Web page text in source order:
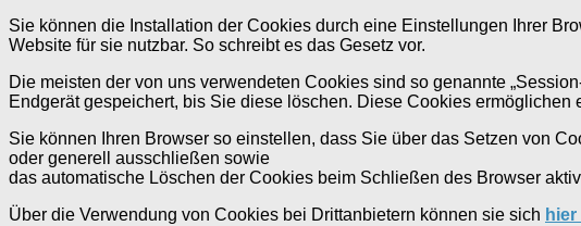
Sie können die Installation der Cookies durch eine Einstellungen Ihrer
Website für sie nutzbar. So schreibt es das Gesetz vor.
Die meisten der von uns verwendeten Cookies sind so genannte
Endgerät gespeichert, bis Sie diese löschen. Diese Cookies
Sie können Ihren Browser so einstellen, dass Sie über das Setzen von
oder generell ausschließen sowie
das automatische Löschen der Cookies beim Schließen des Browser
Über die Verwendung von Cookies bei Drittanbietern können sie sich